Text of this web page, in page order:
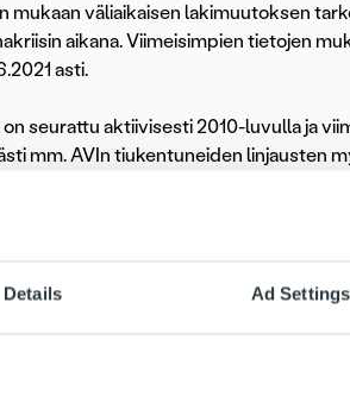
Details Ad Settings
mukaan väliaikaisen lakimuutoksen
aikana. Viimeisimpien tietojen
asti.
seurattu aktiivisesti 2010-luvulla ja
mm. AVIn tiukentuneiden linjausten
Ropon yritysperinnän kuluja useaan
Viimeksi
kevennettyyn yritysperintään.
selvää, että koronakriisistä kasvaa
vuonna 2019 AVIn tuolloisten
kulut ovat koronaepidemian